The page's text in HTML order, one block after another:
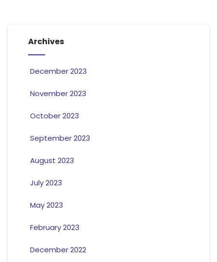
Archives
December 2023
November 2023
October 2023
September 2023
August 2023
July 2023
May 2023
February 2023
December 2022